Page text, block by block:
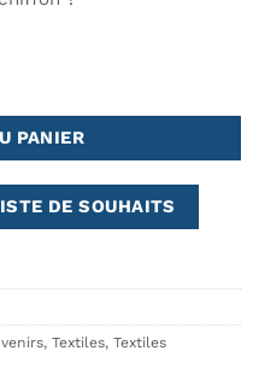
PANIER
DE SOUHAITS
, Textiles, Textiles